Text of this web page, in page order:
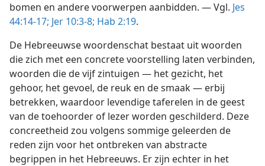
bomen en andere voorwerpen aanbidden. — Vgl. Jes
44:14-17; Jer 10:3-8; Hab 2:19.
De Hebreeuwse woordenschat bestaat uit woorden
die zich met een concrete voorstelling laten verbinden,
woorden die de vijf zintuigen — het gezicht, het
gehoor, het gevoel, de reuk en de smaak — erbij
betrekken, waardoor levendige taferelen in de geest
van de toehoorder of lezer worden geschilderd. Deze
concreetheid zou volgens sommige geleerden de
reden zijn voor het ontbreken van abstracte
begrippen in het Hebreeuws. Er zijn echter in het